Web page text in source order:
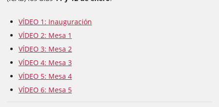
VÍDEO 1: Inauguración
VÍDEO 2: Mesa 1
VÍDEO 3: Mesa 2
VÍDEO 4: Mesa 3
VÍDEO 5: Mesa 4
VÍDEO 6: Mesa 5